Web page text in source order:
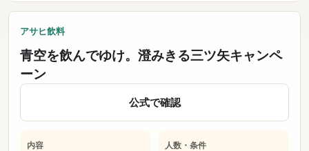
アサヒ飲料
青空を飲んでゆけ。澄みきる三ツ矢キャンペ
ーン
公式で確認
内容 人数・条件